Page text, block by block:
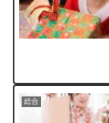
総合